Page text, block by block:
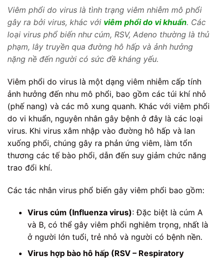
Viêm phổi do virus là tình trạng viêm nhiễm mô phổi
gây ra bởi virus, khác với viêm phổi do vi khuẩn. Các
loại virus phổ biến như cúm, RSV, Adeno thường là thủ
phạm, lây truyền qua đường hô hấp và ảnh hưởng
nặng nề đến người có sức đề kháng yếu.
Viêm phổi do virus là một dạng viêm nhiễm cấp tính
ảnh hưởng đến nhu mô phổi, bao gồm các túi khí nhỏ
(phế nang) và các mô xung quanh. Khác với viêm phổi
do vi khuẩn, nguyên nhân gây bệnh ở đây là các loại
virus. Khi virus xâm nhập vào đường hô hấp và lan
xuống phổi, chúng gây ra phản ứng viêm, làm tổn
thương các tế bào phổi, dẫn đến suy giảm chức năng
trao đổi khí.
Các tác nhân virus phổ biến gây viêm phổi bao gồm:
Virus cúm (Influenza virus): Đặc biệt là cúm A
và B, có thể gây viêm phổi nghiêm trọng, nhất là
ở người lớn tuổi, trẻ nhỏ và người có bệnh nền.
Virus hợp bào hô hấp (RSV – Respiratory